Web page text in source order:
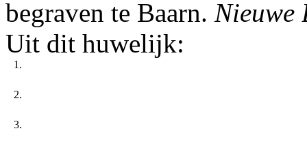
begraven te Baarn. Nieuwe
Uit dit huwelijk:
1.
2.
3.